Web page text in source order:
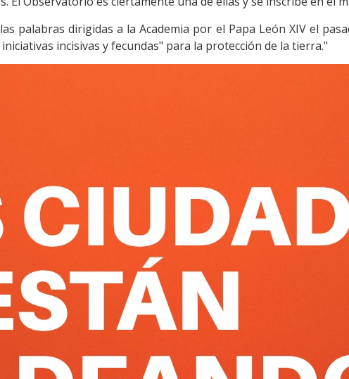
palabras dirigidas a la Academia por el Papa León XIV el
incisivas y fecundas" para la protección de la tierra."